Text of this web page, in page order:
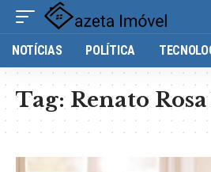
NOTÍCIAS POLÍTICA
Tag: Renato